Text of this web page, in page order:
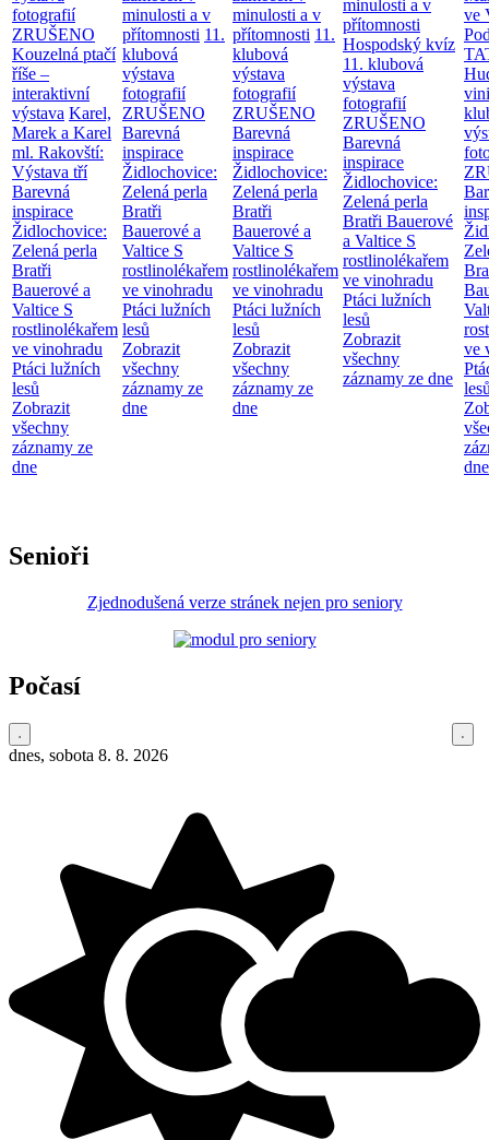
fotografií
ZRUŠENO
Kouzelná ptačí
říše –
interaktivní
výstava Karel,
Marek a Karel
ml. Rakovští:
Výstava tří
Barevná
inspirace
Židlochovice:
Zelená perla
Bratři
Bauerové a
Valtice S
rostlinolékařem
ve vinohradu
Ptáci lužních
lesů
Zobrazit
všechny
záznamy ze
dne
minulosti a v
přítomnosti 11.
klubová
výstava
fotografií
ZRUŠENO
Barevná
inspirace
Židlochovice:
Zelená perla
Bratři
Bauerové a
Valtice S
rostlinolékařem
ve vinohradu
Ptáci lužních
lesů
Zobrazit
všechny
záznamy ze
dne
minulosti a v
přítomnosti 11.
klubová
výstava
fotografií
ZRUŠENO
Barevná
inspirace
Židlochovice:
Zelená perla
Bratři
Bauerové a
Valtice S
rostlinolékařem
ve vinohradu
Ptáci lužních
lesů
Zobrazit
všechny
záznamy ze
dne
minulosti a v
přítomnosti
Hospodský kvíz
11. klubová
výstava
fotografií
ZRUŠENO
Barevná
inspirace
Židlochovice:
Zelená perla
Bratři Bauerové
a Valtice S
rostlinolékařem
ve vinohradu
Ptáci lužních
lesů
Zobrazit
všechny
záznamy ze dne
ve
ve
dne
Senioři
Zjednodušená verze stránek nejen pro seniory
Počasí
dnes, sobota 8. 8. 2026